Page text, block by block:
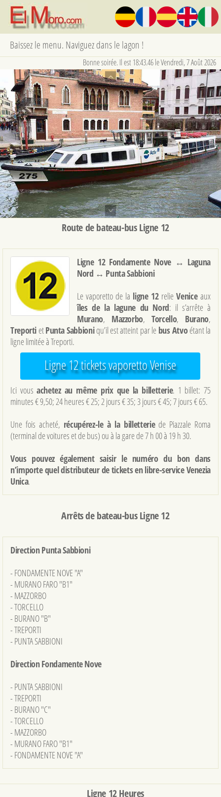
Baissez le menu. Naviguez dans le lagon !
Bonne soirée. Il est 18:43.47 le Vendredi, 7 Août 2026
Route de bateau-bus Ligne 12
Ligne 12 Fondamente Nove ↔ Laguna
Nord ↔ Punta Sabbioni
Le vaporetto de la ligne 12 relieVenice aux
îles de la lagune du Nord: il s’arrête à
Murano, Mazzorbo,Torcello, Burano,
Treporti etPunta Sabbioniqu’il est atteint par le bus Atvoétant la
ligne limitée à Treporti.
Ligne 12 tickets vaporetto Venise
Ici vousachetez au même prix que la billetterie. 1 billet: 75
minutes € 9,50; 24 heures € 25; 2 jours € 35; 3 jours € 45; 7 jours € 65.
Une fois acheté, récupérez-le à la billetteriede Piazzale Roma
(terminal de voitures et de bus) ou à la gare de 7 h 00 à 19 h 30.
Vous pouvez également saisir le numéro du bon dans
n’importe quel distributeur de tickets en libre-service Venezia
Unica.
Arrêts de bateau-bus Ligne 12
Direction Punta Sabbioni
- FONDAMENTE NOVE "A"
- MURANO FARO "B1"
- MAZZORBO
- TORCELLO
- BURANO "B"
- TREPORTI
- PUNTA SABBIONI
Direction Fondamente Nove
- PUNTA SABBIONI
- TREPORTI
- BURANO "C"
- TORCELLO
- MAZZORBO
- MURANO FARO "B1"
- FONDAMENTE NOVE "A"
Ligne 12 Heures